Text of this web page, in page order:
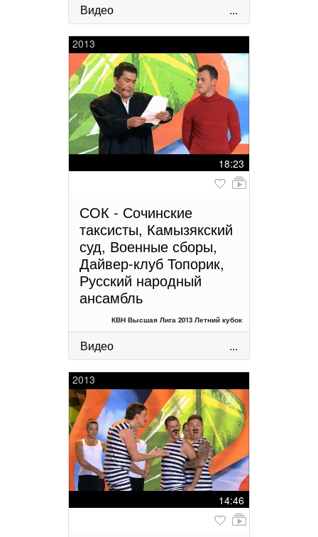
Видео ...
2013
18:23
СОК - Сочинские
таксисты, Камызякский
суд, Военные сборы,
Дайвер-клуб Топорик,
Русский народный
ансамбль
КВН Высшая Лига 2013 Летний кубок
Видео ...
2013
14:46